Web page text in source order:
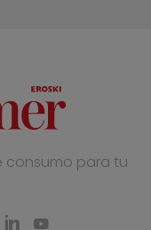
consumo para tu